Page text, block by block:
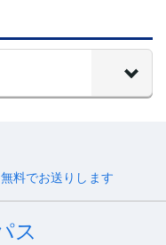
料でお送りします
ス